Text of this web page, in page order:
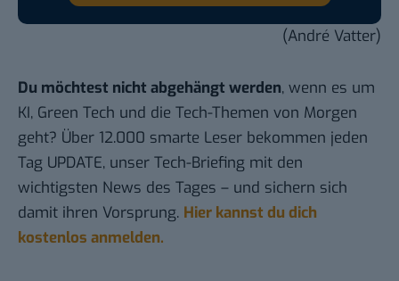
(André Vatter)
Du möchtest nicht abgehängt werden, wenn es um
KI, Green Tech und die Tech-Themen von Morgen
geht? Über 12.000 smarte Leser bekommen jeden
Tag UPDATE, unser Tech-Briefing mit den
wichtigsten News des Tages – und sichern sich
damit ihren Vorsprung. Hier kannst du dich
kostenlos anmelden.